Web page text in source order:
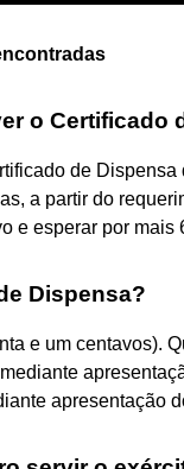
o Certificado
de
a partir do
e esperar por mais
Dispensa?
e um centavos).
apresentação